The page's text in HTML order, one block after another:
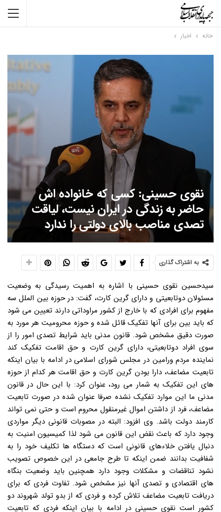
خانه اخبار
نقوی حسینی: کسی که خانواده اش
حاضر به زندگی در ایران نیست، لیاقت
تصدی مناصب بالای دولتی را ندارد
به اشتراک گذاری
سیدحسین نقوی حسینی با اشاره به اهمیت رسیدگی به وضعیت
مسئولان دوتابعیتی و دارای گرین کارت، گفت: در حوزه بین الملل سه
مفهوم برای افرادی که با خارج از کشور مراوداتی دارند تعیین می شود
که باید بین برای آنها تفکیک قائل شده و حوزه محرومیت هر مورد به
صورت دقیق مشخص شود. قانون مدنی باید شرایط تصدی امور را از
سوی افراد دوتابعیتی، دارای گرین کارت و حق اقامت تفکیک کند
نماینده مردم ورامین در مجلس شورای اسلامی در ادامه با بیان اینکه
تابعیت مضاعف، دارا بودن گرین کارت و حق اقامت هر کدام از حوزه
های این تفکیک به شمار می رود، عنوان کرد: با این حال در قانون
مدنی ما این موارد تفکیک نشده صرفا عنوان شده در صورت تابعیت
مضاعف، فرد از داشتن اموال غیرمنقول محروم است و حتی نمی تواند
کارمند دولت باشد. وی افزود: البته در مصوبات قانونی دیگر مواردی
وجود دارد که باعث نقض این قانون می شود لذا کمیسیون امنیت به
دنبال یافتن خلاءهای قانونی است که دستگاه ها تکلیف خود را به
شفافیت بدانند ضمن اینکه تا طرح جامعی در این خصوص تصویب
نشود تناقضات و مشکلات وجود دارد همچنین باید وضعیت بنگاه
های اقتصادی و تصدی آنها نیز مشخص شود. تفاوت فردی که برای
دریافت تابعیت مضاعف تلاش کرده و فردی که از بدو تولد شهروند دو
کشور است نقوی حسینی در ادامه با بیان اینکه فردی که تابعیت